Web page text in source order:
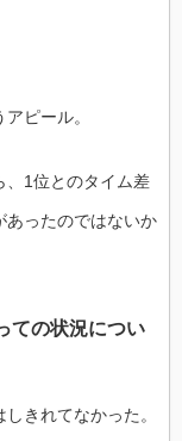
ピール。
、1位とのタイム差
あったのではないか
ての状況につい
きれてなかった。